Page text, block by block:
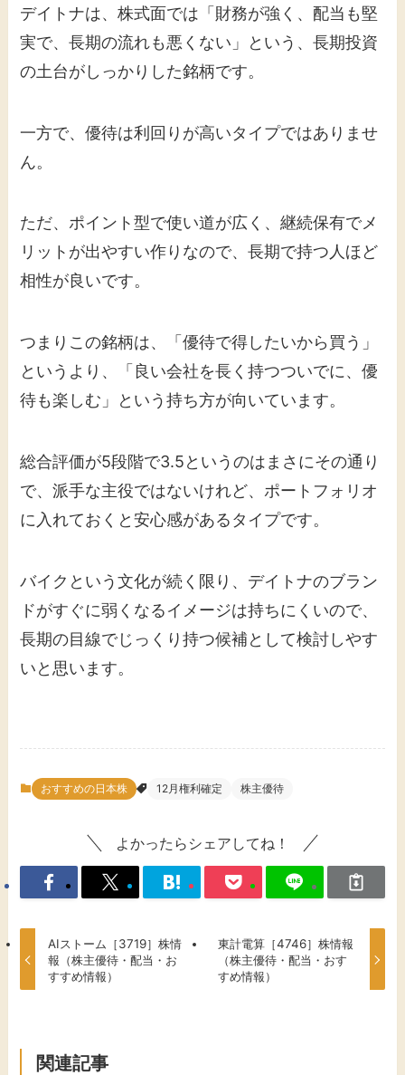
デイトナは、株式面では「財務が強く、配当も堅
実で、長期の流れも悪くない」という、長期投資
の土台がしっかりした銘柄です。
一方で、優待は利回りが高いタイプではありませ
ん。
ただ、ポイント型で使い道が広く、継続保有でメ
リットが出やすい作りなので、長期で持つ人ほど
相性が良いです。
つまりこの銘柄は、「優待で得したいから買う」
というより、「良い会社を長く持つついでに、優
待も楽しむ」という持ち方が向いています。
総合評価が5段階で3.5というのはまさにその通り
で、派手な主役ではないけれど、ポートフォリオ
に入れておくと安心感があるタイプです。
バイクという文化が続く限り、デイトナのブラン
ドがすぐに弱くなるイメージは持ちにくいので、
長期の目線でじっくり持つ候補として検討しやす
いと思います。
おすすめの日本株 12月権利確定 株主優待
よかったらシェアしてね！
AIストーム［3719］株情
報（株主優待・配当・お
すすめ情報）
東計電算［4746］株情報
（株主優待・配当・おす
すめ情報）
関連記事